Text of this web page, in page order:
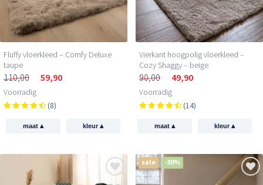
Fluffy vloerkleed – Comfy Deluxe
taupe
110,00 59,90
Voorradig
(8)
maat ▴ kleur▴
Vierkant hoogpolig vloerkleed –
Cozy Shaggy – beige
90,00 49,90
Voorradig
(14)
maat ▴ kleur▴
sale -30%